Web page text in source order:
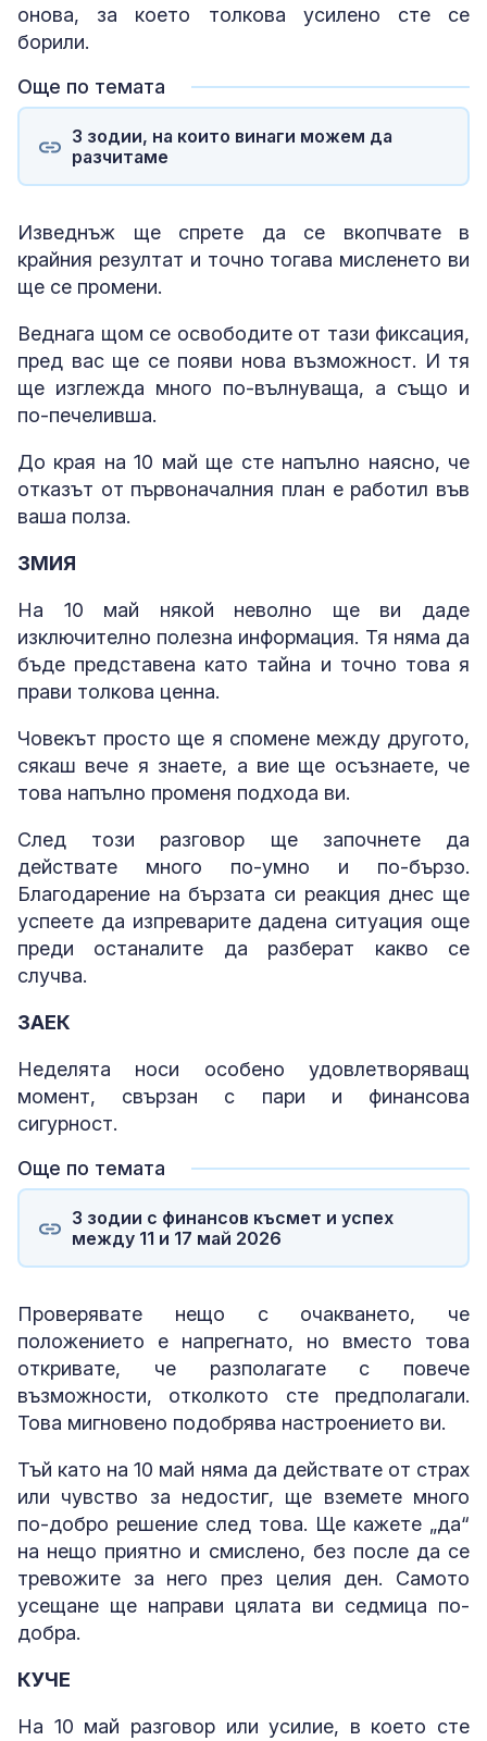
онова, за което толкова усилено сте се
борили.
Още по темата
3 зодии, на които винаги можем да
разчитаме
Изведнъж ще спрете да се вкопчвате в
крайния резултат и точно тогава мисленето ви
ще се промени.
Веднага щом се освободите от тази фиксация,
пред вас ще се появи нова възможност. И тя
ще изглежда много по-вълнуваща, а също и
по-печеливша.
До края на 10 май ще сте напълно наясно, че
отказът от първоначалния план е работил във
ваша полза.
ЗМИЯ
На 10 май някой неволно ще ви даде
изключително полезна информация. Тя няма да
бъде представена като тайна и точно това я
прави толкова ценна.
Човекът просто ще я спомене между другото,
сякаш вече я знаете, а вие ще осъзнаете, че
това напълно променя подхода ви.
След този разговор ще започнете да
действате много по-умно и по-бързо.
Благодарение на бързата си реакция днес ще
успеете да изпреварите дадена ситуация още
преди останалите да разберат какво се
случва.
ЗАЕК
Неделята носи особено удовлетворяващ
момент, свързан с пари и финансова
сигурност.
Още по темата
3 зодии с финансов късмет и успех
между 11 и 17 май 2026
Проверявате нещо с очакването, че
положението е напрегнато, но вместо това
откривате, че разполагате с повече
възможности, отколкото сте предполагали.
Това мигновено подобрява настроението ви.
Тъй като на 10 май няма да действате от страх
или чувство за недостиг, ще вземете много
по-добро решение след това. Ще кажете „да“
на нещо приятно и смислено, без после да се
тревожите за него през целия ден. Самото
усещане ще направи цялата ви седмица по-
добра.
КУЧЕ
На 10 май разговор или усилие, в което сте